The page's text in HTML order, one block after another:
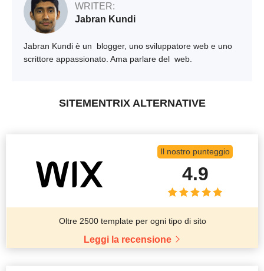
WRITER:
Jabran Kundi
Jabran Kundi è un blogger, uno sviluppatore web e uno
scrittore appassionato. Ama parlare del web.
SITEMENTRIX ALTERNATIVE
Il nostro punteggio
4.9
Oltre 2500 template per ogni tipo di sito
Leggi la recensione